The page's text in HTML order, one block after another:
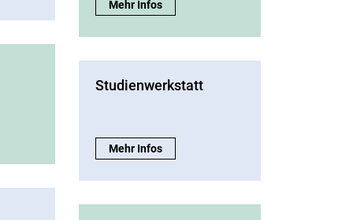
Kinderakademie - Weltreligionen im Dialog:
Mehr Infos
Studienwerkstatt
Studienwerkstatt:
Mehr Infos